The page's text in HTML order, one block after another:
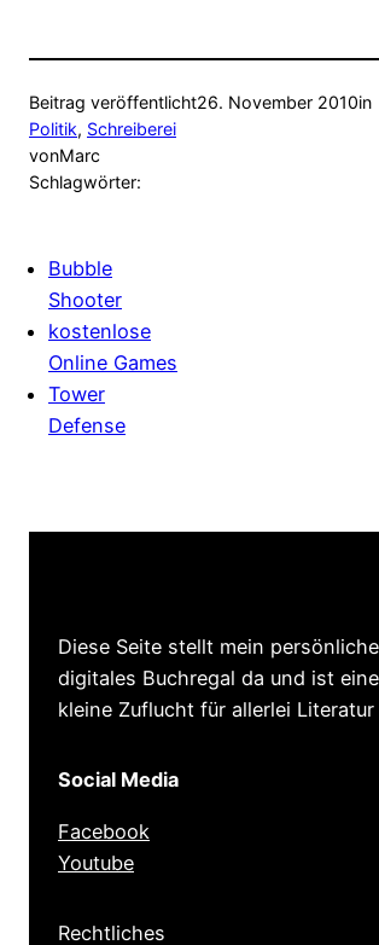
Beitrag veröffentlicht26. November 2010in
Politik, Schreiberei
vonMarc
Schlagwörter:
Bubble
Shooter
kostenlose
Online Games
Tower
Defense
Diese Seite stellt mein
digitales Buchregal da und ist eine
kleine Zuflucht für allerlei Literatur
Social Media
Facebook
Youtube
Rechtliches